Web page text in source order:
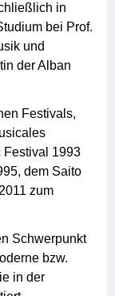
in
bei Prof.
und
der Alban
Festivals,
Festival 1993
dem Saito
zum
Schwerpunkt
bzw.
in der